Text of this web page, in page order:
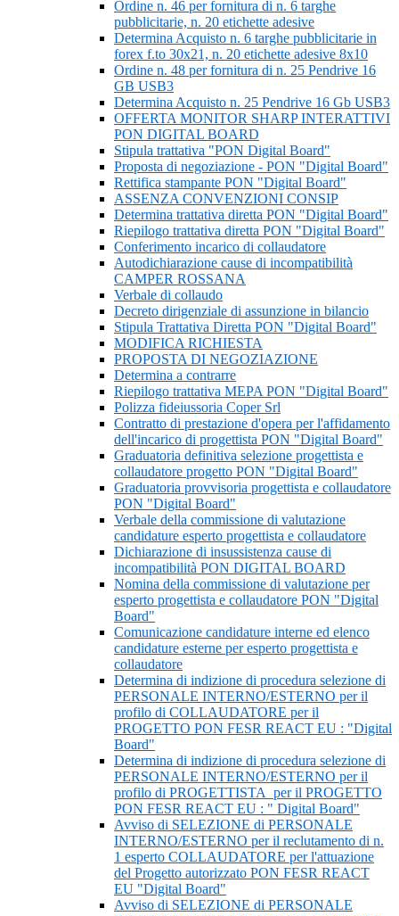
Ordine n. 46 per fornitura di n. 6 targhe
pubblicitarie, n. 20 etichette adesive
Determina Acquisto n. 6 targhe pubblicitarie in
forex f.to 30x21, n. 20 etichette adesive 8x10
Ordine n. 48 per fornitura di n. 25 Pendrive 16
GB USB3
Determina Acquisto n. 25 Pendrive 16 Gb USB3
OFFERTA MONITOR SHARP INTERATTIVI
PON DIGITAL BOARD
Stipula trattativa "PON Digital Board"
Proposta di negoziazione - PON "Digital Board"
Rettifica stampante PON "Digital Board"
ASSENZA CONVENZIONI CONSIP
Determina trattativa diretta PON "Digital Board"
Riepilogo trattativa diretta PON "Digital Board"
Conferimento incarico di collaudatore
Autodichiarazione cause di incompatibilità
CAMPER ROSSANA
Verbale di collaudo
Decreto dirigenziale di assunzione in bilancio
Stipula Trattativa Diretta PON "Digital Board"
MODIFICA RICHIESTA
PROPOSTA DI NEGOZIAZIONE
Determina a contrarre
Riepilogo trattativa MEPA PON "Digital Board"
Polizza fideiussoria Coper Srl
Contratto di prestazione d'opera per l'affidamento
dell'incarico di progettista PON "Digital Board"
Graduatoria definitiva selezione progettista e
collaudatore progetto PON "Digital Board"
Graduatoria provvisoria progettista e collaudatore
PON "Digital Board"
Verbale della commissione di valutazione
candidature esperto progettista e collaudatore
Dichiarazione di insussistenza cause di
incompatibilità PON DIGITAL BOARD
Nomina della commissione di valutazione per
esperto progettista e collaudatore PON "Digital
Board"
Comunicazione candidature interne ed elenco
candidature esterne per esperto progettista e
collaudatore
Determina di indizione di procedura selezione di
PERSONALE INTERNO/ESTERNO per il
profilo di COLLAUDATORE per il
PROGETTO PON FESR REACT EU : "Digital
Board"
Determina di indizione di procedura selezione di
PERSONALE INTERNO/ESTERNO per il
profilo di PROGETTISTA per il PROGETTO
PON FESR REACT EU : " Digital Board"
Avviso di SELEZIONE di PERSONALE
INTERNO/ESTERNO per il reclutamento di n.
1 esperto COLLAUDATORE per l'attuazione
del Progetto autorizzato PON FESR REACT
EU "Digital Board"
Avviso di SELEZIONE di PERSONALE